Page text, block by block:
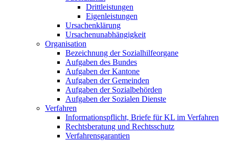
Drittleistungen
Eigenleistungen
Ursachenklärung
Ursachenunabhängigkeit
Organisation
Bezeichnung der Sozialhilfeorgane
Aufgaben des Bundes
Aufgaben der Kantone
Aufgaben der Gemeinden
Aufgaben der Sozialbehörden
Aufgaben der Sozialen Dienste
Verfahren
Informationspflicht, Briefe für KL im Verfahren
Rechtsberatung und Rechtsschutz
Verfahrensgarantien